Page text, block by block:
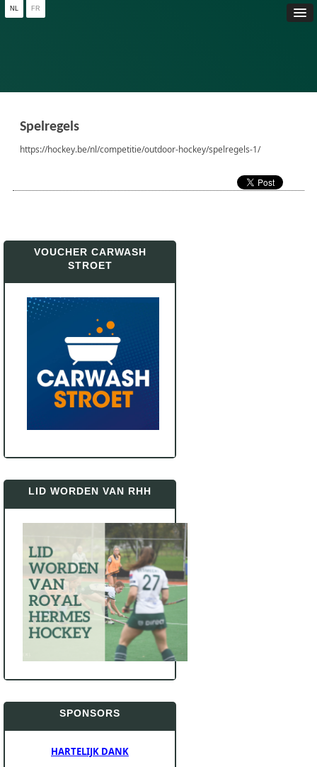
NL FR
Spelregels
https://hockey.be/nl/competitie/outdoor-hockey/spelregels-1/
VOUCHER CARWASH
STROET
LID WORDEN VAN RHH
SPONSORS
HARTELIJK DANK